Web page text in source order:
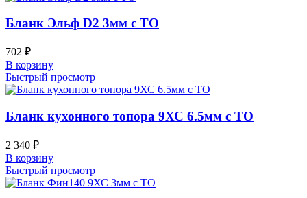
Бланк Эльф D2 3мм с ТО
702 ₽
В корзину
Быстрый просмотр
Бланк кухонного топора 9ХС 6.5мм с ТО
2 340 ₽
В корзину
Быстрый просмотр